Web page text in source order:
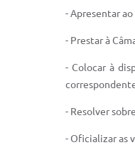
- Apresentar
- Prestar à
- Colocar à
- Resolver
- Oficializar as